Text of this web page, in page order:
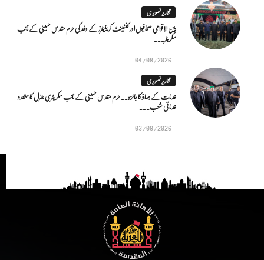
تقاریر تصویری
بین الاقوامی صحافیوں اور کنٹینٹ کریئیٹرز کے وفد کی حرم مقدس حسینی کے نائب
سکریٹر...
04/08/2026
تقاریر تصویری
خدمات کے بہاؤ کا جائزہ.. حرم مقدس حسینی کے نائب سکریٹری جنرل کا متعدد
خدماتی شعب...
03/08/2026